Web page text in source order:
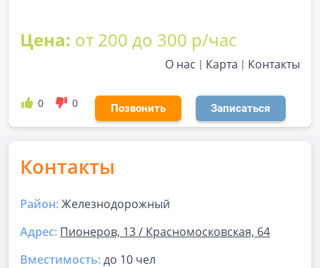
Цена: от 200 до 300 р/час
О нас Карта Контакты
0 0 Позвонить Записаться
Контакты
Район:Железнодорожный
Адрес: Пионеров, 13 / Красномосковская, 64
Вместимость:до 10 чел